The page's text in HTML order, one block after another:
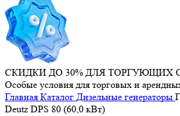
СКИДКИ ДО 30% ДЛЯ ТОРГУЮЩИХ
Особые условия для торговых и
Главная Каталог Дизельные генераторы
Deutz DPS 80 (60,0 кВт)